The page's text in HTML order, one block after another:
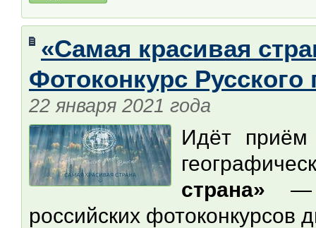
«Самая красивая
Фотоконкурс
22 января 2021 года
Идёт приём
страна» —
российских фотоконкурсов